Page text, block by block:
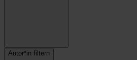
Autor*in filtern